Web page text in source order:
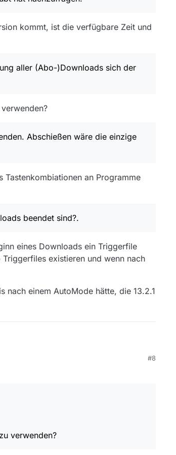
kommt, ist die verfügbare Zeit und
aller (Abo-)Downloads sich der
Abschießen wäre die einzige
Tastenkombiationen an Programme
beendet sind?.
eines Downloads ein Triggerfile
existieren und wenn nach
nach einem AutoMode hätte, die 13.2.1
zu verwenden?
#8
verwenden?